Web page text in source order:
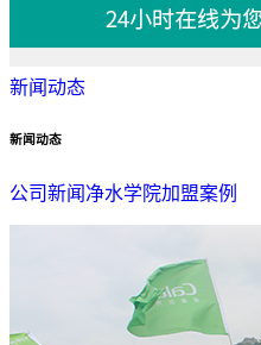
新闻动态
新闻动态
公司新闻 净水学院加盟案例